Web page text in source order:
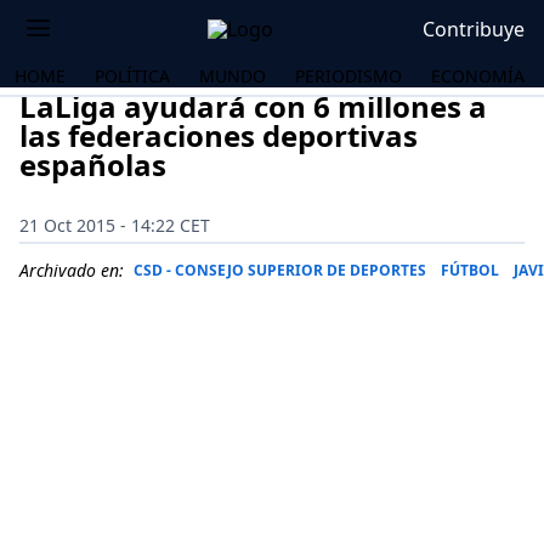
Contribuye
HOME POLÍTICA MUNDO PERIODISMO ECONOMÍA
LaLiga ayudará con 6 millones a
las federaciones deportivas
españolas
21 Oct 2015 - 14:22 CET
Archivado en: CSD - CONSEJO SUPERIOR DE DEPORTES FÚTBOL